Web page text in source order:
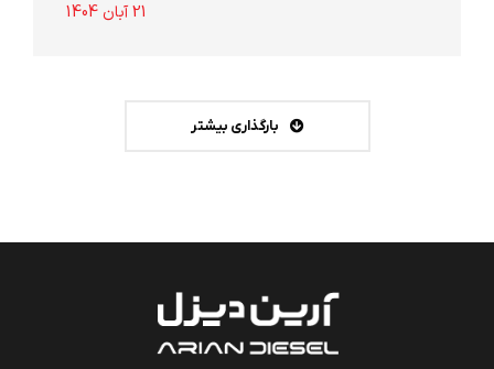
21 آبان 1404
بارگذاری بیشتر